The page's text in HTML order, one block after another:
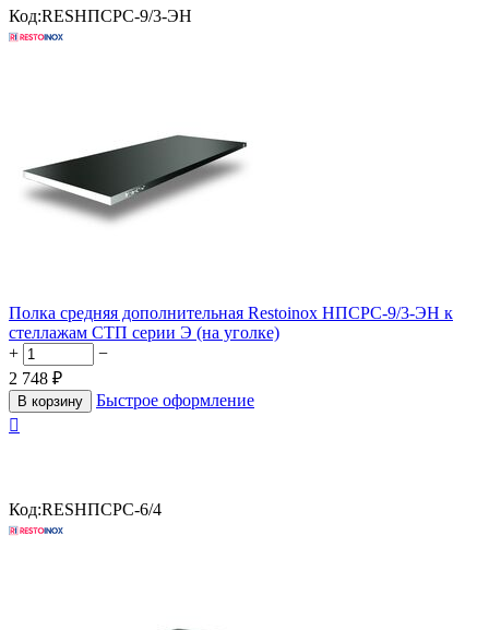
Код:RESНПСРС-9/3-ЭН
Полка средняя дополнительная Restoinox НПСРС-9/3-ЭН к
стеллажам СТП серии Э (на уголке)
+
−
2 748 ₽
В корзину
Быстрое оформление

Код:RESНПСРС-6/4